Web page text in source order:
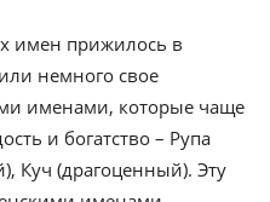
имен прижилось в
немного свое
именами, которые чаще
и богатство – Рупа
Куч (драгоценный). Эту